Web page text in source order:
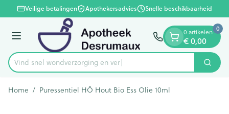
Ga naar de inhoud
1 van 1Veilige betalingen Apothekersadvies Snelle beschikbaarheid
Menu
Product, merk, categorie...
Vind snel wondverzorging Zoek
0 artikelen
€ 0,00
0
Home / Puressentiel HÔ Hout Bio Ess Olie 10ml